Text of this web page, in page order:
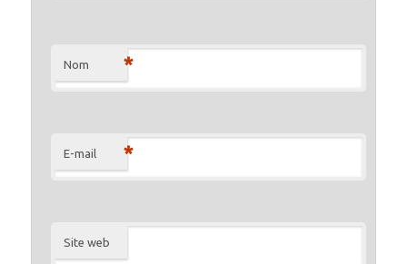
Nom *
E-mail *
Site web